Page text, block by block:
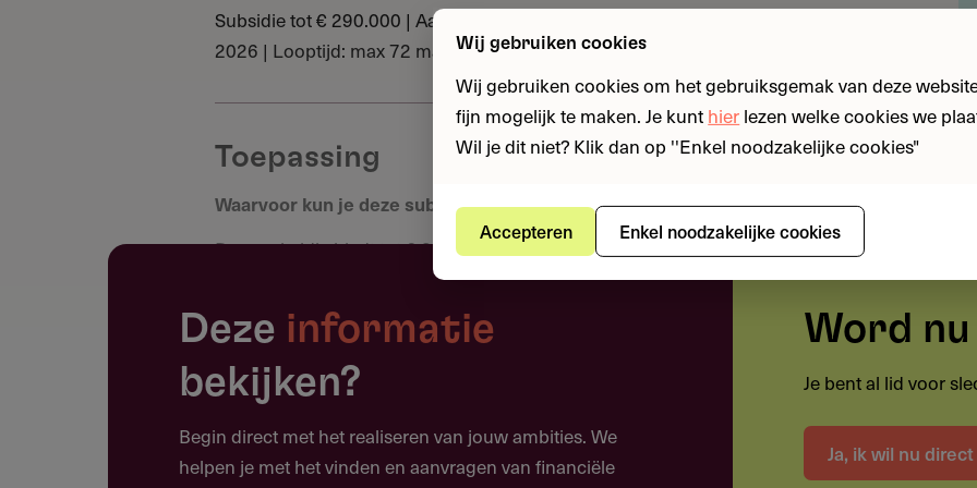
Subsidie tot € 290.000 | Aanvragers: universitair medische centra | Deadline: 4 juni
2026 | Looptijd: max 72 maanden
Toepassing
Waarvoor kun je deze subsidie gebruiken?
Deze subsidie biedt tot € 290.000 voor een promotieonderzoeksproject waarin een arts
in opleiding tot klinisch onderzoeker (aioto) promoveert in de geneeskunde voor
verstandelijk gehandicapten.
Onderzoek dat kennisvragen beantwoordt uit de Kennisagenda
Gehandicaptensector of Kennisagenda Kenniscoalitie Gehandicaptenzorg
Onderzoek naar actuele problematiek in de klinische praktijk van de arts
verstandelijk gehandicapten
Deze informatie
bekijken?
Begin direct met het realiseren van jouw ambities. We
helpen je met het vinden en aanvragen van financiële
Word nu
Je bent al lid voor
Ja, ik wil nu
Wij gebruiken cookies
Wij gebruiken cookies om het gebruiksgemak van deze
fijn mogelijk te maken. Je kunt hier lezen welke cookies we
Wil je dit niet? Klik dan op ''Enkel noodzakelijke cookies"
Accepteren Enkel noodzakelijke cookies